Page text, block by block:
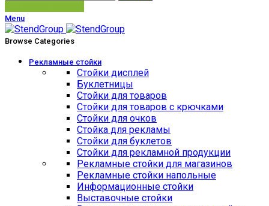
Menu
Browse Categories
Рекламные стойки
Стойки дисплей
Буклетницы
Стойки для товаров
Стойки для товаров с крючками
Стойки для очков
Стойка для рекламы
Стойки для буклетов
Стойки для рекламной продукции
Рекламные стойки для магазинов
Рекламные стойки напольные
Информационные стойки
Выставочные стойки